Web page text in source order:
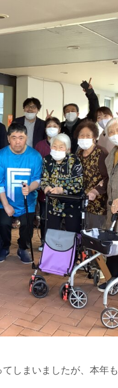
しまいましたが、本年